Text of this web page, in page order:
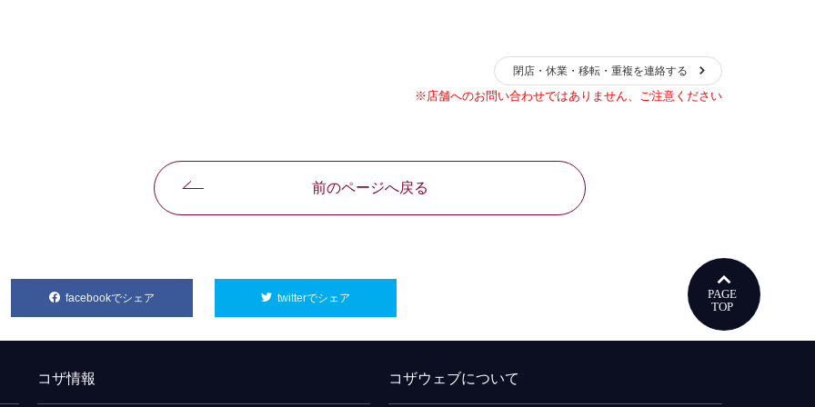
閉店・休業・移転・重複を連絡する
※店舗へのお問い合わせではありません、ご注意ください
前のページへ戻る
facebookでシェア 別ウィンドウで開きます twitterでシェア
コザ情報 コザウェブについて